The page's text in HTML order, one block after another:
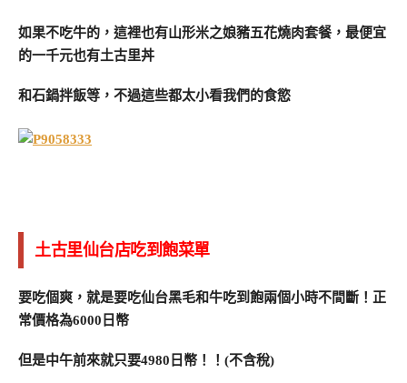
如果不吃牛的，這裡也有山形米之娘豬五花燒肉套餐，最便宜
的一千元也有土古里丼
和石鍋拌飯等，不過這些都太小看我們的食慾
土古里仙台店吃到飽菜單
要吃個爽，就是要吃仙台黑毛和牛吃到飽兩個小時不間斷！正
常價格為6000日幣
但是中午前來就只要4980日幣！！(不含稅)